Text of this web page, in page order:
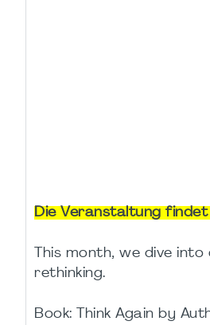
Die Veranstaltung
This month, we dive
rethinking.
Book: Think Again by